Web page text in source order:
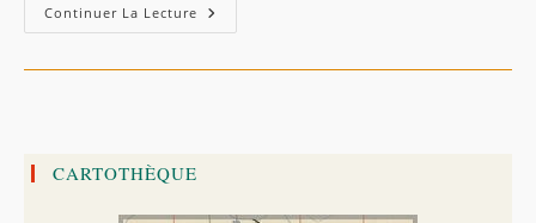
Continuer La Lecture Les
Beni-
CARTOTHÈQUE